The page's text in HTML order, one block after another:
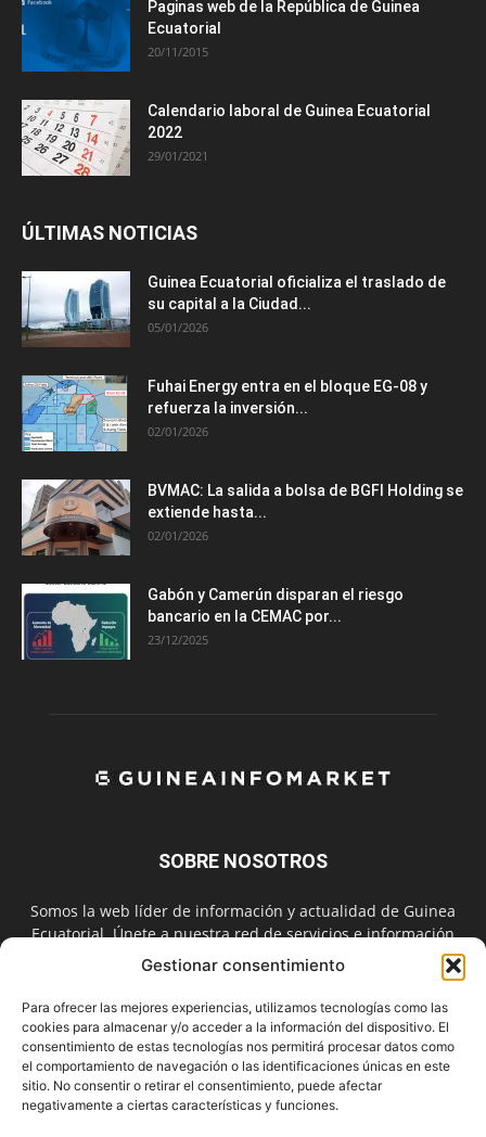
Gestionar consentimiento
Para ofrecer las mejores experiencias, utilizamos tecnologías como las
cookies para almacenar y/o acceder a la información del dispositivo. El
consentimiento de estas tecnologías nos permitirá procesar datos como
el comportamiento de navegación o las identificaciones únicas en este
sitio. No consentir o retirar el consentimiento, puede afectar
negativamente a ciertas características y funciones.
Paginas web de la República de Guinea
Ecuatorial
20/11/2015
Calendario laboral de Guinea Ecuatorial
2022
29/01/2021
ÚLTIMAS NOTICIAS
Guinea Ecuatorial oficializa el traslado de
su capital a la Ciudad...
05/01/2026
Fuhai Energy entra en el bloque EG-08 y
refuerza la inversión...
02/01/2026
BVMAC: La salida a bolsa de BGFI Holding se
extiende hasta...
02/01/2026
Gabón y Camerún disparan el riesgo
bancario en la CEMAC por...
23/12/2025
SOBRE NOSOTROS
Somos la web líder de información y actualidad de Guinea
Ecuatorial. Únete a nuestra red de servicios e información
digital también en las redes sociales.
Contáctanos:info@guineainfomarket.com
SÍGUENOS